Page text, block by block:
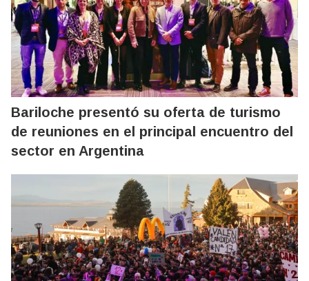
Bariloche presentó su oferta de turismo
de reuniones en el principal encuentro del
sector en Argentina